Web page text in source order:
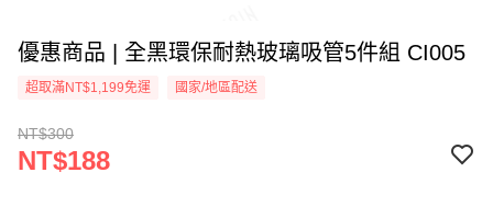
優惠商品 | 全黑環保耐熱玻璃吸管5件組 CI005
超取滿NT$1,199免運 國家/地區配送
NT$300
NT$188